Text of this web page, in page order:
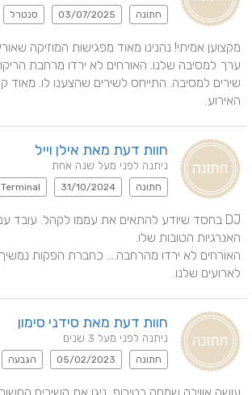
חתונה 03/07/2025 סנטרל
האירוע.
חוות דעת מאת אילן וייל
ניתנה לפני מעל שנה אחת
חתונה 31/10/2024
Terminal
לארועים שלנו.
חוות דעת מאת סידני סימון
ניתנה לפני מעל 3 שנים
חתונה 05/02/2023 הגבעה